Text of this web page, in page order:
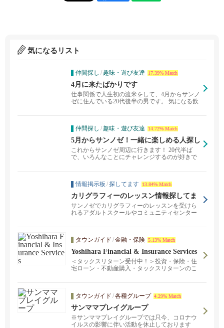
気になるリスト
仲間探し / 趣味・遊び友達 17.39% Match
4月に来たばかりです
仕事関係で人生初の渡米をして、4月からサンノ
ゼに住んでいる20代後半の男です。 気になる飲
仲間探し / 趣味・遊び友達 14.72% Match
5月からサンノゼ！一緒に楽しめる人探し
てます！
これからサンノゼ周辺に行きます！ 20代半ば
で、いろんなことにチャレンジするのが好きで
情報掲示板 /探してます 13.84% Match
カリグラフィーのレッスン情報探してま
す
サンノゼでカリグラフィーのレッスンを受けら
れるアダルトスクールやコミュニティセンター
タウンガイド /金融・保険 5.13% Match
Yoshihara Financial & Insurance Services
＜タックスリターン受付中！＞投資・保険・住
宅ローン・不動産購入・タックスリターンのこ
産設計のアドバイスを行わせていただきます。
資産運用、保険、不動産、相続など、人が生き
る上でお金が関わる場面は多々ありますが、そ
れらに適切な助言を行わせていただきます。
タウンガイド /各種グループ 4.29% Match
サンママプレイグループ
※サンママプレイグループでは只今、コロナウ
イルスの影響に伴い活動を休止しております